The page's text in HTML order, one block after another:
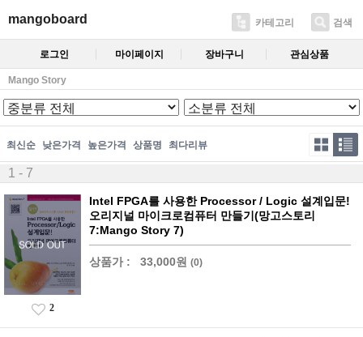
mangoboard 카테고리 검색
로그인 마이페이지 장바구니 관심상품
Mango Story
최신순 낮은가격 높은가격 상품명 최다리뷰
1 - 7
Intel FPGA를 사용한 Processor / Logic 설계입문!
오리지널 마이크로컴퓨터 만들기(망고스토리
7:Mango Story 7)
상품가 : 33,000원 (0)
2